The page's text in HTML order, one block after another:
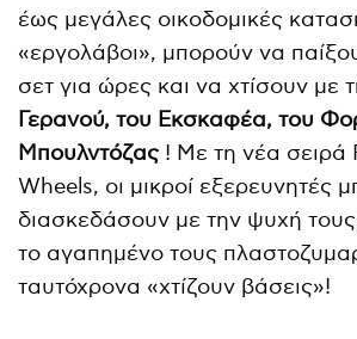
έως μεγάλες οικοδομικές
«εργολάβοι», μπορούν να
σετ για ώρες και να χτίσουν με
Γερανού, του Εκσκαφέα, του
Μπουλντόζας ! Με τη νέα σειρά
Wheels, οι μικροί εξερευνητές
διασκεδάσουν με την ψυχή
το αγαπημένο τους
ταυτόχρονα «χτίζουν βάσεις»!